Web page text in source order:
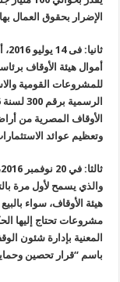
الإضرار بحقوق العمال
أموال هيئة الأوقاف
للمشروعات القومية
الأوقاف المصرية من
وتعظيم عوائد
ثالثا: في 20 نوفمبر 2016، أصدر وزير الأوقاف مختار جمعة القرار رقم
والذي يسمح لأول مرة
هيئة الأوقاف، سواء
مشروعات تحتاج إليها
المعنية بإدارة شئون
باسم “قرار تحصين